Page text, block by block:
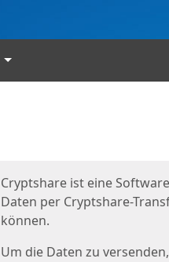
Sprachen
Cryptshare ist eine
Daten per Cryptshare-
können.
Um die Daten zu